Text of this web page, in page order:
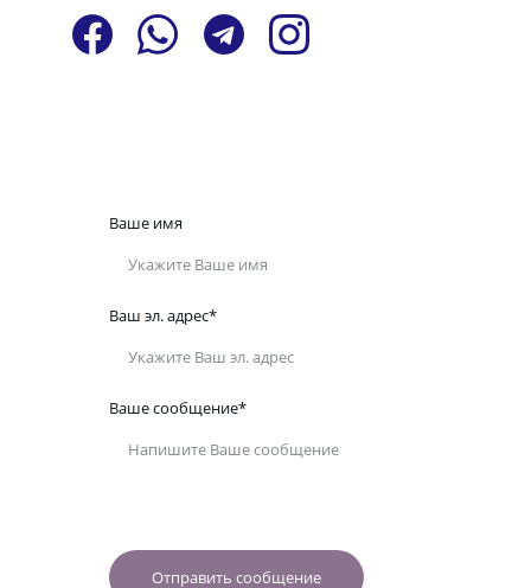
Ваше имя
Ваш эл. адрес*
Ваше сообщение*
Отправить сообщение